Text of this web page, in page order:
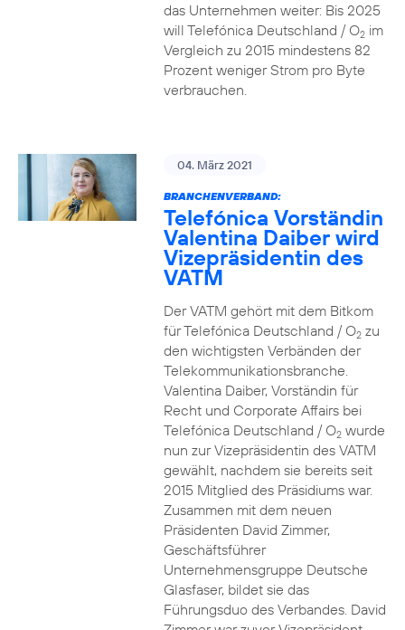
das Unternehmen weiter: Bis 2025
will Telefónica Deutschland / O2im
Vergleich zu 2015 mindestens 82
Prozent weniger Strom pro Byte
verbrauchen.
04. März 2021
BRANCHENVERBAND:
Telefónica Vorständin
Valentina Daiber wird
Vizepräsidentin des
VATM
Der VATM gehört mit dem Bitkom
für Telefónica Deutschland / O2zu
den wichtigsten Verbänden der
Telekommunikationsbranche.
Valentina Daiber, Vorständin für
Recht und Corporate Affairs bei
Telefónica Deutschland / O2wurde
nun zur Vizepräsidentin des VATM
gewählt, nachdem sie bereits seit
2015 Mitglied des Präsidiums war.
Zusammen mit dem neuen
Präsidenten David Zimmer,
Geschäftsführer
Unternehmensgruppe Deutsche
Glasfaser, bildet sie das
Führungsduo des Verbandes. David